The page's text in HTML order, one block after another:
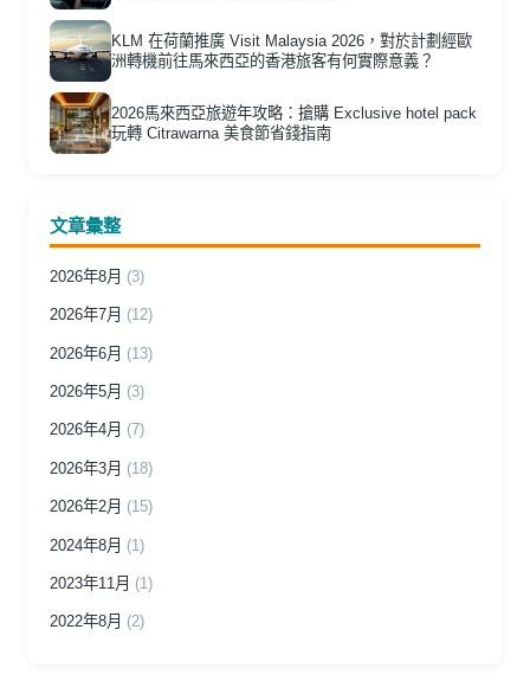
KLM 在荷蘭推廣 Visit Malaysia 2026，對於計劃經歐
洲轉機前往馬來西亞的香港旅客有何實際意義？
2026馬來西亞旅遊年攻略：搶購 Exclusive hotel pack
玩轉 Citrawarna 美食節省錢指南
文章彙整
2026年8月 (3)
2026年7月 (12)
2026年6月 (13)
2026年5月 (3)
2026年4月 (7)
2026年3月 (18)
2026年2月 (15)
2024年8月 (1)
2023年11月 (1)
2022年8月 (2)